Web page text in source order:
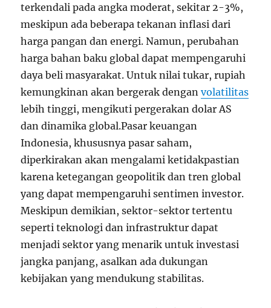
terkendali pada angka moderat, sekitar 2-3%,
meskipun ada beberapa tekanan inflasi dari
harga pangan dan energi. Namun, perubahan
harga bahan baku global dapat mempengaruhi
daya beli masyarakat. Untuk nilai tukar, rupiah
kemungkinan akan bergerak denganvolatilitas
lebih tinggi, mengikuti pergerakan dolar AS
dan dinamika global.Pasar keuangan
Indonesia, khususnya pasar saham,
diperkirakan akan mengalami ketidakpastian
karena ketegangan geopolitik dan tren global
yang dapat mempengaruhi sentimen investor.
Meskipun demikian, sektor-sektor tertentu
seperti teknologi dan infrastruktur dapat
menjadi sektor yang menarik untuk investasi
jangka panjang, asalkan ada dukungan
kebijakan yang mendukung stabilitas.